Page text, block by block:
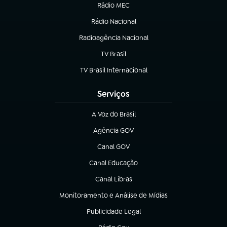
Rádio MEC
(abre em nova aba)
Rádio Nacional
Radioagência Nacional
(abre em nova aba)
TV Brasil
(abre em nova aba)
TV Brasil Internacional
(abre em nova aba)
Serviços
A Voz do Brasil
(abre em nova aba)
Agência GOV
(abre em nova aba)
Canal GOV
(abre em nova aba)
Canal Educação
(abre em nova aba)
Canal Libras
(abre em nova aba)
Monitoramento e Análise de Mídias
(abre em nova aba)
Publicidade Legal
(abre em nova aba)